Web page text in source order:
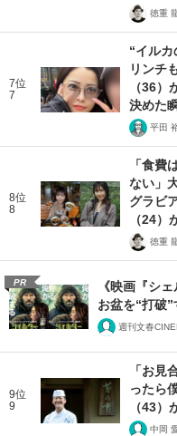
徳重
7位
7
“イル
リンチ
（36
決めた
平田
8位
8
「食費
ない」
グラビ
（24
徳重
PR
《映画『シ
お盆を“打破
週刊文春
9位
9
「お見
ったら
（43
中岡